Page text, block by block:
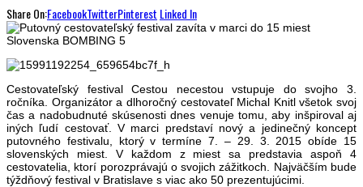
Share On:FacebookTwitterPinterest Linked In
Cestovateľský festival Cestou necestou vstupuje do svojho 3.
ročníka. Organizátor a dlhoročný cestovateľ Michal Knitl všetok svoj
čas a nadobudnuté skúsenosti dnes venuje tomu, aby inšpiroval aj
iných ľudí cestovať. V marci predstaví nový a jedinečný koncept
putovného festivalu, ktorý v termíne 7. – 29. 3. 2015 obíde 15
slovenských miest. V každom z miest sa predstavia aspoň 4
cestovatelia, ktorí porozprávajú o svojich zážitkoch. Najväčším bude
týždňový festival v Bratislave s viac ako 50 prezentujúcimi.